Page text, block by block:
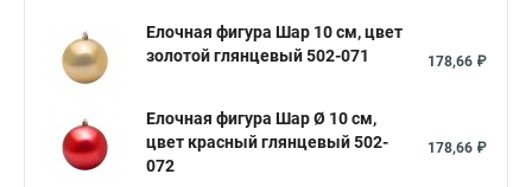
Елочная фигура Шар 10 см, цвет
золотой глянцевый 502-071
178,66 ₽
Елочная фигура Шар Ø 10 см,
цвет красный глянцевый 502-
072
178,66 ₽